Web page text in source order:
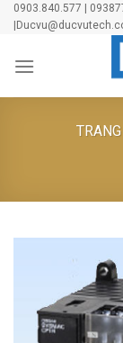
Skip0903.840.577 |